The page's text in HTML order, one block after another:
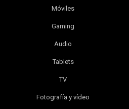
Móviles
Gaming
Audio
Tablets
TV
Fotografía y vídeo